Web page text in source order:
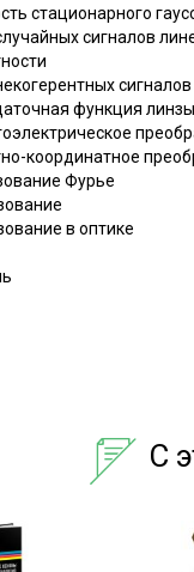
стационарного
сигналов
функция
координатное
Фурье
в оптике
С